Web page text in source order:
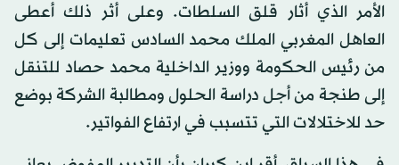
الأمر الذي أثار قلق السلطات. وعلى أثر ذلك أعطى
العاهل المغربي الملك محمد السادس تعليمات إلى كل
من رئيس الحكومة ووزير الداخلية محمد حصاد للتنقل
إلى طنجة من أجل دراسة الحلول ومطالبة الشركة بوضع
حد للاختلالات التي تتسبب في ارتفاع الفواتير.